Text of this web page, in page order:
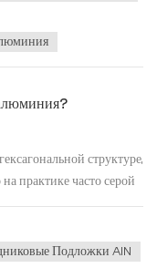
структуре,
практике часто серой
передовым
(AlN) обладает
электроизоляцией...
Подложки AlN